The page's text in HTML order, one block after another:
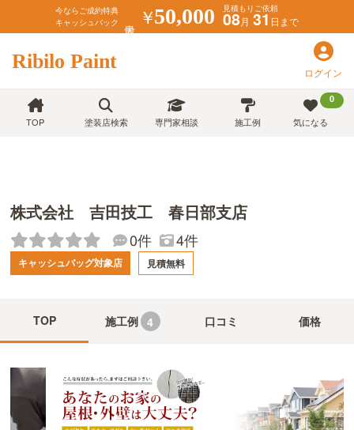
今ならご成約特典
キャッシュバック
￥50,000 見積もりご依頼
08月 31日まで
Ribilo Paint ログイン
TOP 塗装店検索 専門家相談 施工例
0
気になる
株式会社 吉田技工 春日部支店
0件 4件
キャッシュバッグ対象店 見積無料
TOP 施工例 4 口コミ 価格